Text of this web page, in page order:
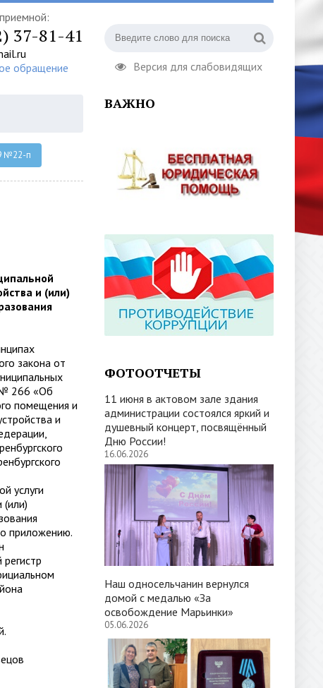
Версия для слабовидящих
37-81-41
обращение
№22-п
и (или)
закона от
№ 266 «Об
помещения и
и
услуги
(или)
приложению.
ВАЖНО
ФОТООТЧЕТЫ
11 июня в актовом зале здания
администрации состоялся яркий и
душевный концерт, посвящённый
Дню России!
16.06.2026
Наш односельчанин вернулся
домой с медалью «За
освобождение Марьинки»
05.06.2026